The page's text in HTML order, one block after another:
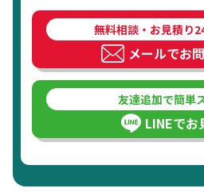
無料相談・お見積り
メールでお
友達追加で簡単
LINEでお